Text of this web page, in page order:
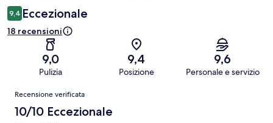
9,4 Eccezionale
18 recensioni
9,0
Pulizia
9,4
Posizione
9,6
Personale e servizio
Recensioni
Recensione verificata
10/10 Eccezionale